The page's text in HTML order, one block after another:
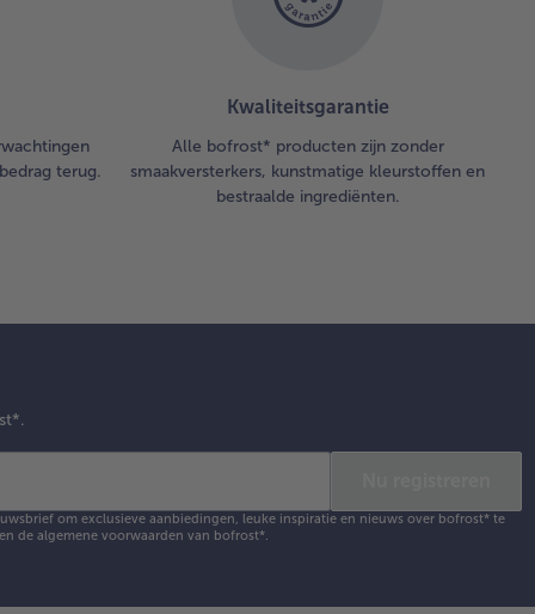
terug.
Kwaliteitsgarantie
Alle bofrost* producten zijn zonder
smaakversterkers, kunstmatige kleurstoffen en
bestraalde ingrediënten.
om exclusieve aanbiedingen, leuke inspiratie en nieuws over bofrost* te
en de algemene voorwaarden van bofrost*.